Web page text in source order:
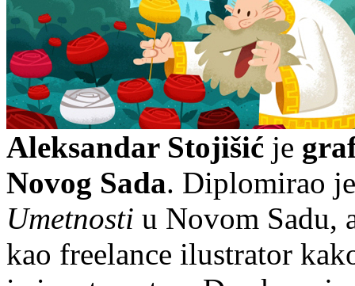
Aleksandar Stojišić je
Novog Sada. Diplomirao
Umetnosti u Novom Sadu,
kao freelance ilustrator